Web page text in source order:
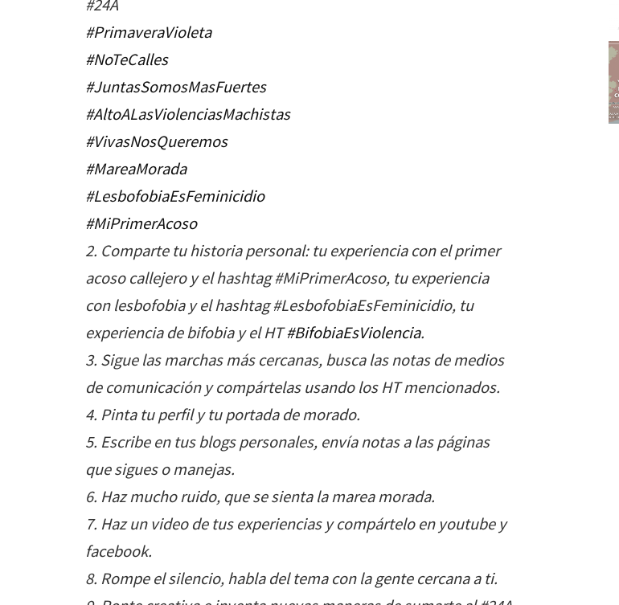
#24A
‪#‎PrimaveraVioleta‬
‪#‎NoTeCalles‬
‪#‎JuntasSomosMasFuertes‬
‪#‎AltoALasViolenciasMachistas‬
‪#‎VivasNosQueremos‬
‪#‎MareaMorada‬
‪#‎LesbofobiaEsFeminicidio‬
‪#‎MiPrimerAcoso‬
2. Comparte tu historia personal: tu experiencia con el primer
acoso callejero y el hashtag #MiPrimerAcoso, tu experiencia
con lesbofobia y el hashtag #LesbofobiaEsFeminicidio, tu
experiencia de bifobia y el HT‪#‎BifobiaEsViolencia‬.
3. Sigue las marchas más cercanas, busca las notas de medios
de comunicación y compártelas usando los HT mencionados.
4. Pinta tu perfil y tu portada de morado.
5. Escribe en tus blogs personales, envía notas a las páginas
que sigues o manejas.
6. Haz mucho ruido, que se sienta la marea morada.
7. Haz un video de tus experiencias y compártelo en youtube y
facebook.
8. Rompe el silencio, habla del tema con la gente cercana a ti.